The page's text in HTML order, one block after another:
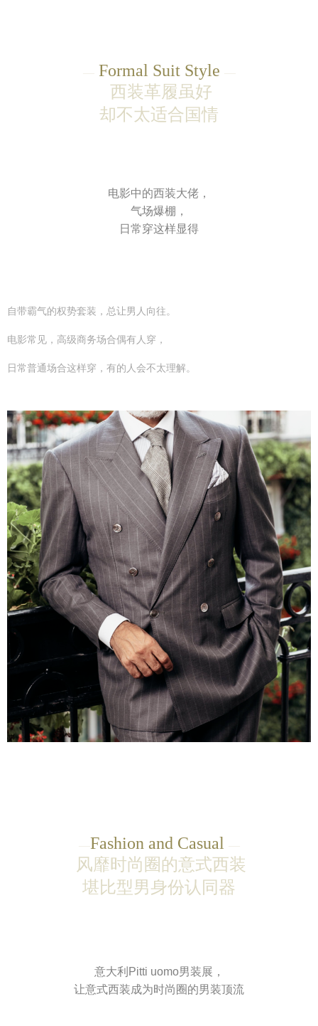
—Formal Suit Style —
西装革履虽好
却不太适合国情
电影中的西装大佬，
气场爆棚，
日常穿这样显得
自带霸气的权势套装，总让男人向往。
电影常见，高级商务场合偶有人穿，
日常普通场合这样穿，有的人会不太理解。
—Fashion and Casual —
风靡时尚圈的意式西装
堪比型男身份认同器
意大利Pitti uomo男装展，
让意式西装成为时尚圈的男装顶流